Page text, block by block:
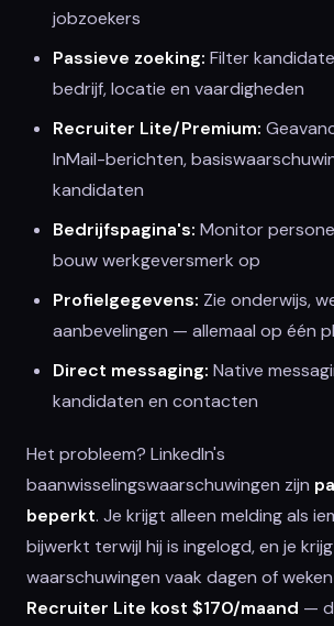
jobzoekers
Passieve zoeking: Filter
bedrijf, locatie en vaardigheden
Recruiter Lite/Premium:
InMail-berichten,
kandidaten
Bedrijfspagina's: Monitor
bouw werkgeversmerk op
Profielgegevens: Zie onderwijs,
aanbevelingen — allemaal op één
Direct messaging: Native
kandidaten en contacten
Het probleem? LinkedIn's
baanwisselingswaarschuwingen zijn
beperkt. Je krijgt alleen melding als
bijwerkt terwijl hij is ingelogd, en je
waarschuwingen vaak dagen of
Recruiter Lite kost $170/maand —